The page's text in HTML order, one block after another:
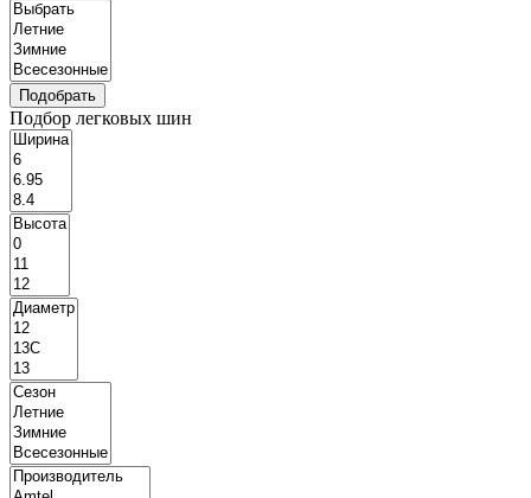
Подбор легковых шин